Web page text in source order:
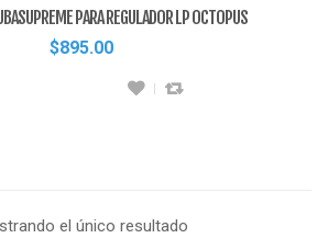
PARA REGULADOR LP OCTOPUS
$895.00
el único resultado